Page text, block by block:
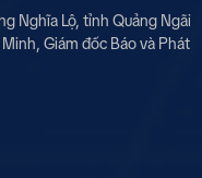
Nghĩa Lộ, tỉnh Quảng Ngãi
Giám đốc Báo và Phát